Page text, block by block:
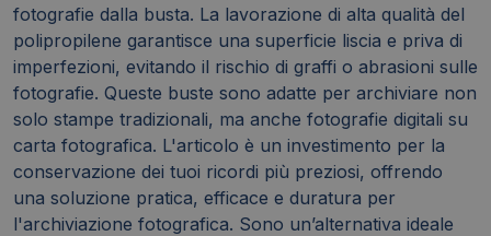
fotografie dalla busta. La lavorazione di alta qualità del
polipropilene garantisce una superficie liscia e priva di
imperfezioni, evitando il rischio di graffi o abrasioni sulle
fotografie. Queste buste sono adatte per archiviare non
solo stampe tradizionali, ma anche fotografie digitali su
carta fotografica. L'articolo è un investimento per la
conservazione dei tuoi ricordi più preziosi, offrendo
una soluzione pratica, efficace e duratura per
l'archiviazione fotografica. Sono un’alternativa ideale